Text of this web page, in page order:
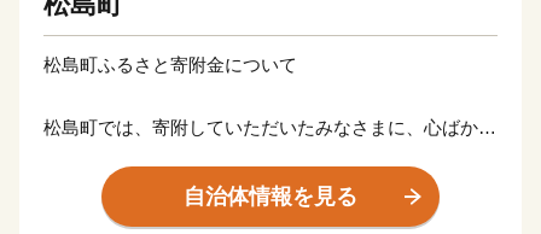
松島町ふるさと寄附金について
松島町では、寄附していただいたみなさまに、心ばかり
【ご注意】
自治体情報を見る